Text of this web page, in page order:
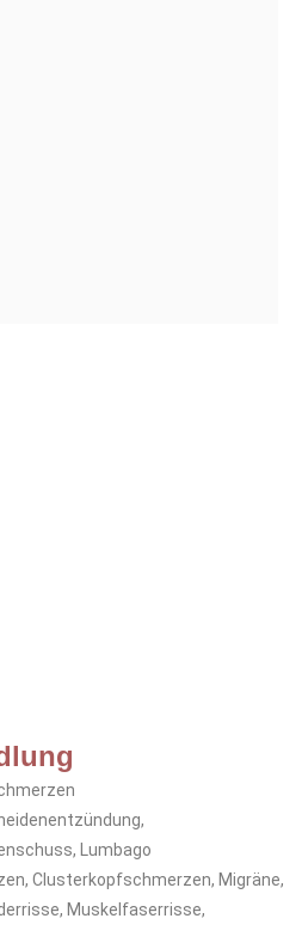
Lumbago
Clusterkopfschmerzen, Migräne,
Muskelfaserrisse,